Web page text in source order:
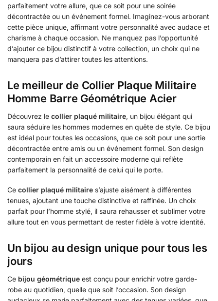
parfaitement votre allure, que ce soit pour une soirée
décontractée ou un événement formel. Imaginez-vous arborant
cette pièce unique, affirmant votre personnalité avec audace et
charisme à chaque occasion. Ne manquez pas l’opportunité
d’ajouter ce bijou distinctif à votre collection, un choix qui ne
manquera pas d’attirer toutes les attentions.
Le meilleur de Collier Plaque Militaire
Homme Barre Géométrique Acier
Découvrez le collier plaqué militaire, un bijou élégant qui
saura séduire les hommes modernes en quête de style. Ce bijou
est idéal pour toutes les occasions, que ce soit pour une sortie
décontractée entre amis ou un événement formel. Son design
contemporain en fait un accessoire moderne qui reflète
parfaitement la personnalité de celui qui le porte.
Ce collier plaqué militaire s’ajuste aisément à différentes
tenues, ajoutant une touche distinctive et raffinée. Un choix
parfait pour l’homme stylé, il saura rehausser et sublimer votre
allure tout en vous permettant de rester fidèle à votre identité.
Un bijou au design unique pour tous les
jours
Ce bijou géométrique est conçu pour enrichir votre garde-
robe au quotidien, quelle que soit l’occasion. Son design